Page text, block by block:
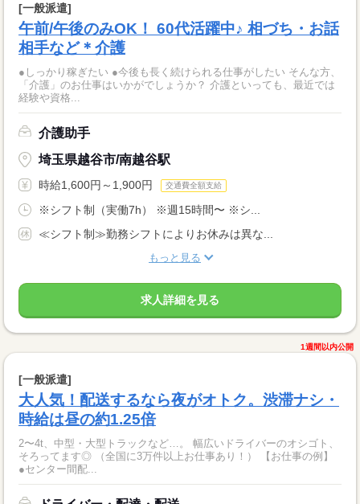
[一般派遣]
午前/午後のみOK！ 60代活躍中♪ 相づち・お話
相手など＊介護
●しっかり稼ぎたい ●今後も長く続けられる仕事がしたい そんな方、
「介護」のお仕事はいかがでしょうか？ 介護といっても、最近では
経験や資格...
介護助手
埼玉県越谷市/南越谷駅
時給1,600円～1,900円 交通費全額支給
※シフト制（実働7h） ※週15時間〜 ※シ...
≪シフト制≫勤務シフトによりお休みは異な...
もっと見る
求人詳細を見る
1週間以内公開
[一般派遣]
大人気！配送するなら夜がオトク。渋滞ナシ・
時給は昼の約1.25倍
2〜4t、中型・大型トラックなど…。 幅広いドライバーのオシゴト、
そろってます◎ （全国に3万件以上お仕事あり！） 【お仕事の例】
●センター間配...